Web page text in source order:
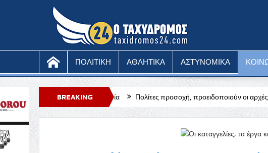
ΠΟΛΙΤΙΚΗ ΑΘΛΗΤΙΚΑ ΑΣΤΥΝΟΜΙΚΑ
BREAKING
NEWS
Πολίτες προσοχή, προειδοποιούν οι αρχές για απάτη στο